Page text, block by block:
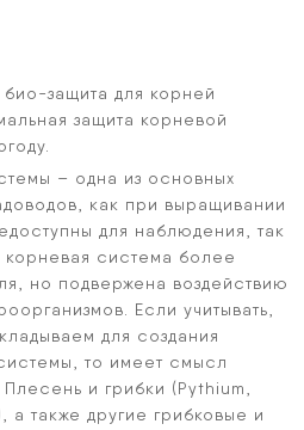
защита для корней
защита корневой
– одна из основных
как при выращивании
для наблюдения, так
корневая система более
но подвержена воздействию
Если учитывать,
для создания
то имеет смысл
Плесень и грибки (Pythium,
а также другие грибковые и